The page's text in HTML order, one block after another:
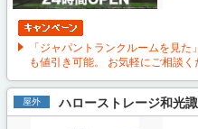
「ジャパントランクルームを見
も値引き可能。 お気軽にご相談く
屋外 ハローストレージ和光